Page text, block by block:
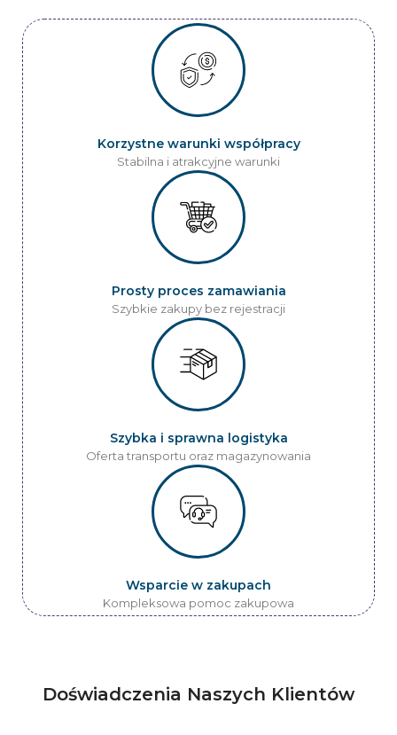
Korzystne warunki współpracy
Stabilna i atrakcyjne warunki
Prosty proces zamawiania
Szybkie zakupy bez rejestracji
Szybka i sprawna logistyka
Oferta transportu oraz magazynowania
Wsparcie w zakupach
Kompleksowa pomoc zakupowa
Doświadczenia Naszych Klientów